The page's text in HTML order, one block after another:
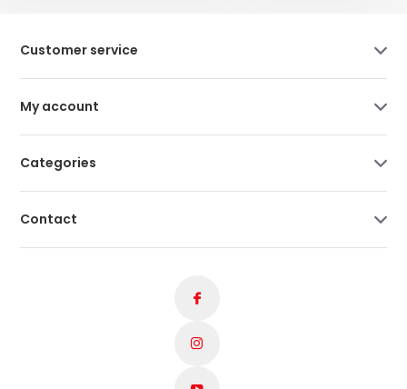
Customer service
My account
Categories
Contact